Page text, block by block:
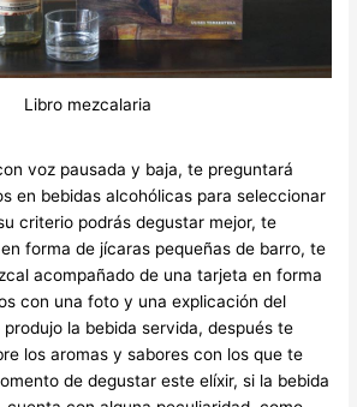
Libro mezcalaria
voz pausada y baja, te preguntará
en bebidas alcohólicas para seleccionar
criterio podrás degustar mejor, te
forma de jícaras pequeñas de barro, te
acompañado de una tarjeta en forma
con una foto y una explicación del
la bebida servida, después te
los aromas y sabores con los que te
de degustar este elíxir, si la bebida